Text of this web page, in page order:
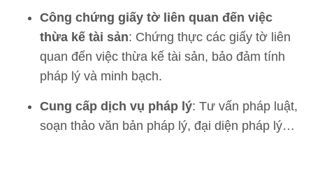
Công chứng giấy tờ liên quan đến việc
thừa kế tài sản: Chứng thực các giấy tờ liên
quan đến việc thừa kế tài sản, bảo đảm tính
pháp lý và minh bạch.
Cung cấp dịch vụ pháp lý: Tư vấn pháp luật,
soạn thảo văn bản pháp lý, đại diện pháp lý…